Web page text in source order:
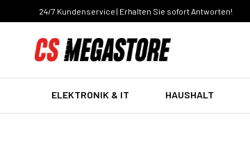
24/7 Kundenservice | Erhalten Sie sofort Antworten!
ELEKTRONIK & IT HAUSHALT